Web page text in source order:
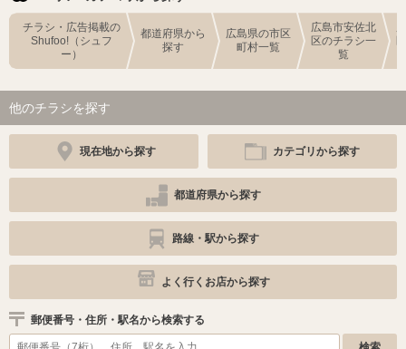
チラシ・広告掲載の
Shufoo!（シュフ
ー）
都道府県から
探す
広島県の市区
町村一覧
広島市安佐北
区のチラシ一
覧
他のチラシを探す
現在地から探す カテゴリから探す
都道府県から探す
路線・駅から探す
よく行くお店から探す
郵便番号・住所・駅名から検索する